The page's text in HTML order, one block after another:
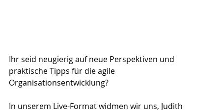
Ihr seid neugierig auf neue Perspektiven und
praktische Tipps für die agile
Organisationsentwicklung?
In unserem Live-Format widmen wir uns, Judith